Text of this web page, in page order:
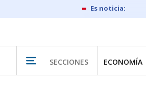
SECCIONES ECONOMÍA